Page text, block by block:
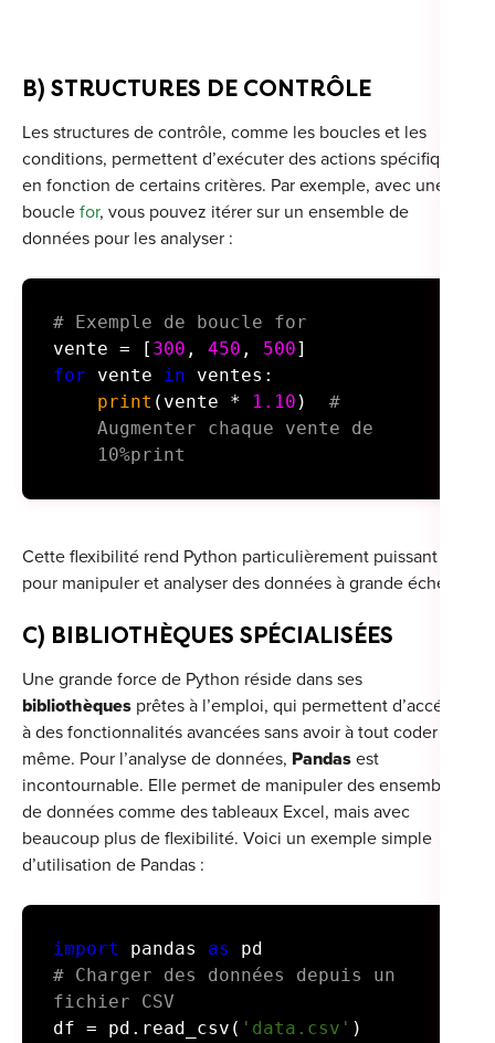
B) STRUCTURES DE CONTRÔLE
Les structures de contrôle, comme les boucles et les
conditions, permettent d’exécuter des actions spécifiques
en fonction de certains critères. Par exemple, avec une
boucle for, vous pouvez itérer sur un ensemble de
données pour les analyser :
# Exemple de boucle for
vente = [ 300 , 450 , 500]
for vente in ventes:
print (vente * 1.10 ) #
Augmenter chaque vente de
10%print
Cette flexibilité rend Python particulièrement puissant
pour manipuler et analyser des données à grande échelle.
C) BIBLIOTHÈQUES SPÉCIALISÉES
Une grande force de Python réside dans ses
bibliothèques prêtes à l’emploi, qui permettent d’accéder
à des fonctionnalités avancées sans avoir à tout coder soi-
même. Pour l’analyse de données, Pandas est
incontournable. Elle permet de manipuler des ensembles
de données comme des tableaux Excel, mais avec
beaucoup plus de flexibilité. Voici un exemple simple
d’utilisation de Pandas :
import pandas as
pd
# Charger des données depuis un
fichier CSV
df = pd.read_csv( 'data.csv' )